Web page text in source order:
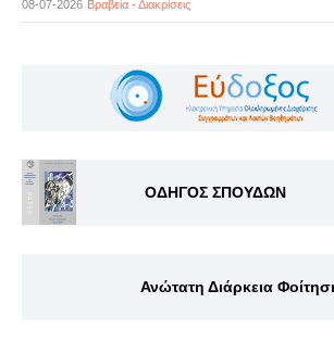
08-07-2026 Βραβεία - Διακρίσεις
ΟΔΗΓΟΣ ΣΠΟΥΔΩΝ
Ανώτατη Διάρκεια